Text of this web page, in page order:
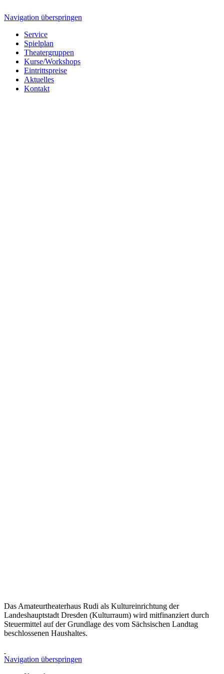
Navigation überspringen
Service
Spielplan
Theatergruppen
Kurse/Workshops
Eintrittspreise
Aktuelles
Kontakt
Das Amateurtheaterhaus Rudi als Kultureinrichtung der
Landeshauptstadt Dresden (Kulturraum) wird mitfinanziert durch
Steuermittel auf der Grundlage des vom Sächsischen Landtag
beschlossenen Haushaltes.
Navigation überspringen